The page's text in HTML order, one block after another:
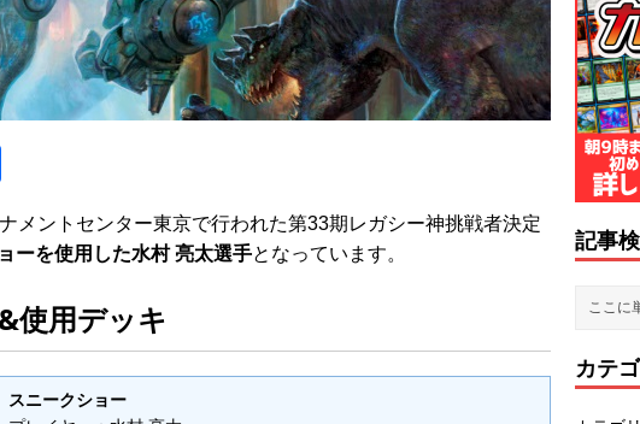
c
b
o
o
メントセンター東京で行われた第33期レガシー神挑戦者決定
ーを使用した水村 亮太選手となっています。
使用デッキ
スニークショー
記事
カテ